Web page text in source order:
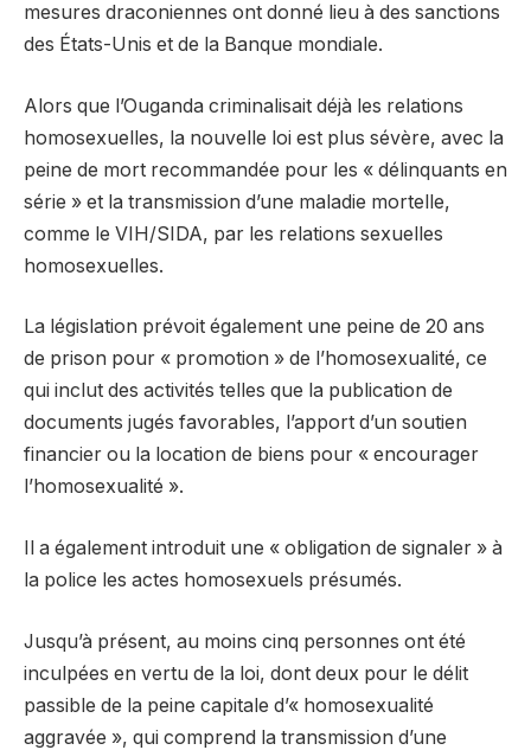
mesures draconiennes ont donné lieu à des sanctions
des États-Unis et de la Banque mondiale.
Alors que l’Ouganda criminalisait déjà les relations
homosexuelles, la nouvelle loi est plus sévère, avec la
peine de mort recommandée pour les « délinquants en
série » et la transmission d’une maladie mortelle,
comme le VIH/SIDA, par les relations sexuelles
homosexuelles.
La législation prévoit également une peine de 20 ans
de prison pour « promotion » de l’homosexualité, ce
qui inclut des activités telles que la publication de
documents jugés favorables, l’apport d’un soutien
financier ou la location de biens pour « encourager
l’homosexualité ».
Il a également introduit une « obligation de signaler » à
la police les actes homosexuels présumés.
Jusqu’à présent, au moins cinq personnes ont été
inculpées en vertu de la loi, dont deux pour le délit
passible de la peine capitale d’« homosexualité
aggravée », qui comprend la transmission d’une